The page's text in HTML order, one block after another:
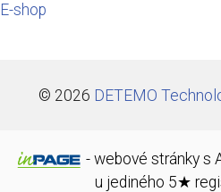
E-shop
© 2026 DETEMO
- webové stránky s
u jediného 5★